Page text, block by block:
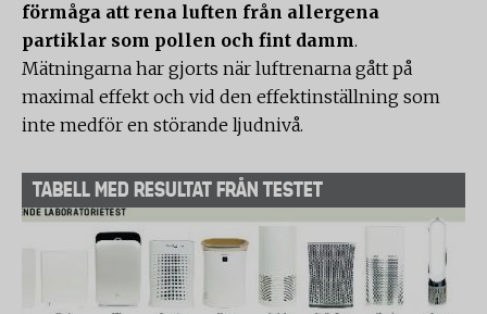
förmåga att rena luften från allergena
partiklar som pollen och fint damm.
Mätningarna har gjorts när luftrenarna gått på
maximal effekt och vid den effektinställning som
inte medför en störande ljudnivå.
TABELL MED RESULTAT FRÅN TESTET